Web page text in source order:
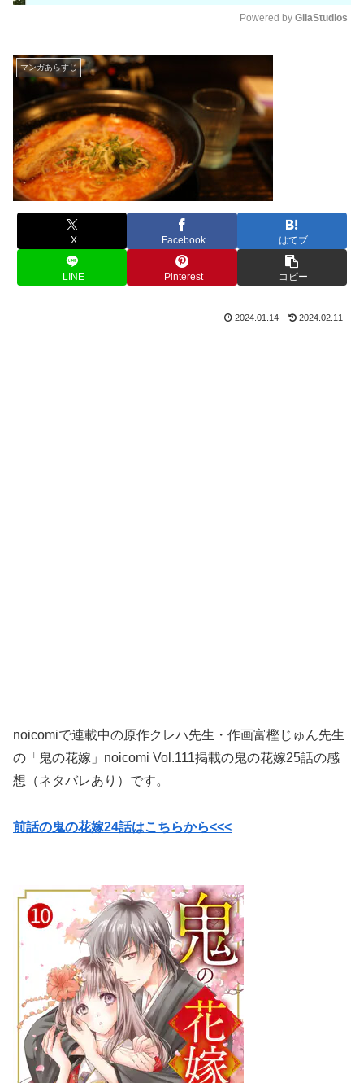
Powered by GliaStudios
マンガあらすじ
X Facebook はてブ
LINE Pinterest コピー
2024.01.14 2024.02.11
noicomiで連載中の原作クレハ先生・作画富樫じゅん先生
の「鬼の花嫁」noicomi Vol.111掲載の鬼の花嫁25話の感
想（ネタバレあり）です。
前話の鬼の花嫁24話はこちらから<<<